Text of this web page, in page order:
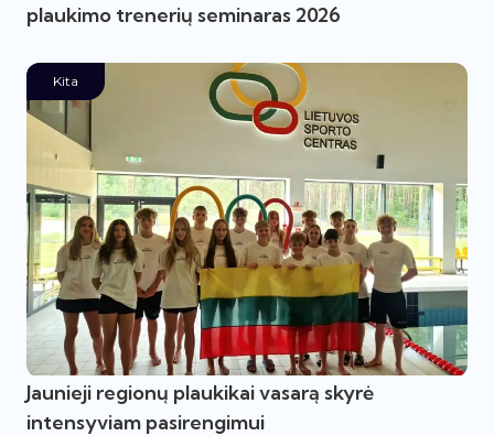
plaukimo trenerių seminaras 2026
Kita
Jaunieji regionų plaukikai vasarą skyrė
intensyviam pasirengimui